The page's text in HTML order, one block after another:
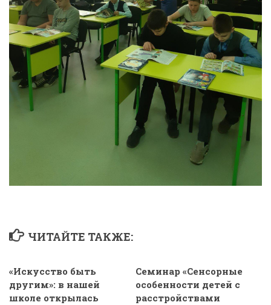
ЧИТАЙТЕ ТАКЖЕ:
«Искусство быть
другим»: в нашей
школе открылась
Семинар «Сенсорные
особенности детей с
расстройствами